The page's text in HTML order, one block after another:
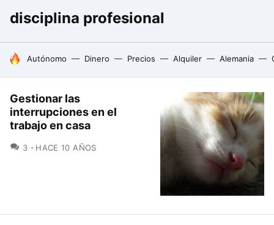
disciplina profesional
HOY SE HABLA DE
Autónomo Dinero Precios Alquiler Alemania
Gestionar las
interrupciones en el
trabajo en casa
3 COMENTARIOS
HACE 10 AÑOS